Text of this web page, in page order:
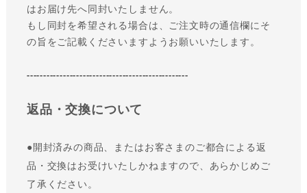
はお届け先へ同封いたしません。
もし同封を希望される場合は、ご注文時の通信欄にそ
の旨をご記載くださいますようお願いいたします。
-------------------------------------------------
返品・交換について
●開封済みの商品、またはお客さまのご都合による返
品・交換はお受けいたしかねますので、あらかじめご
了承ください。